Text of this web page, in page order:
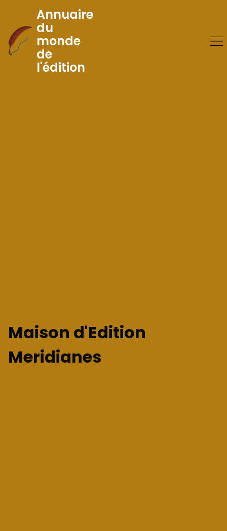
Skip
to
Content
Annuaire
du
monde
de
l'édition
Maison d'Edition
Meridianes